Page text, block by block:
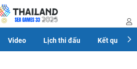
Video Lịch thi đấu Kết quả